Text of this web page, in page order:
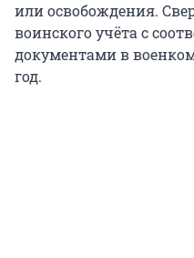
или освобождения.
воинского учёта с
документами в
год.